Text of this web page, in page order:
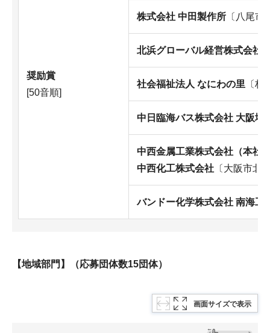
奨励賞
[50音順]
株式会社 中田製作所 〔八尾市
北浜グローバル経営株式会社
社会福祉法人 なにわの里 〔柏
中日臨海バス株式会社 大阪堺
中西金属工業株式会社（本社
中西化工株式会社 〔大阪市北
バンドー化学株式会社 南海工
【地域部門】（応募団体数15団体）
画面サイズで表示